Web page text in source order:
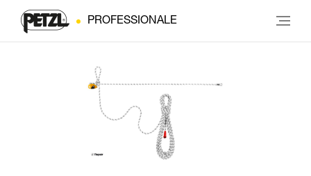
PROFESSIONALE